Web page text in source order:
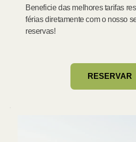
Beneficie das melhores tarifas
férias diretamente com o nosso
reservas!
RESERVAR